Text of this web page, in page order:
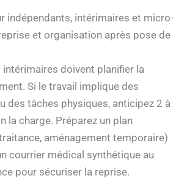
indépendants, intérimaires et micro-
et organisation après pose de
doivent planifier la
Si le travail implique des
des tâches physiques, anticipez 2 à
la charge. Préparez un plan
aménagement temporaire)
courrier médical synthétique au
pour sécuriser la reprise.